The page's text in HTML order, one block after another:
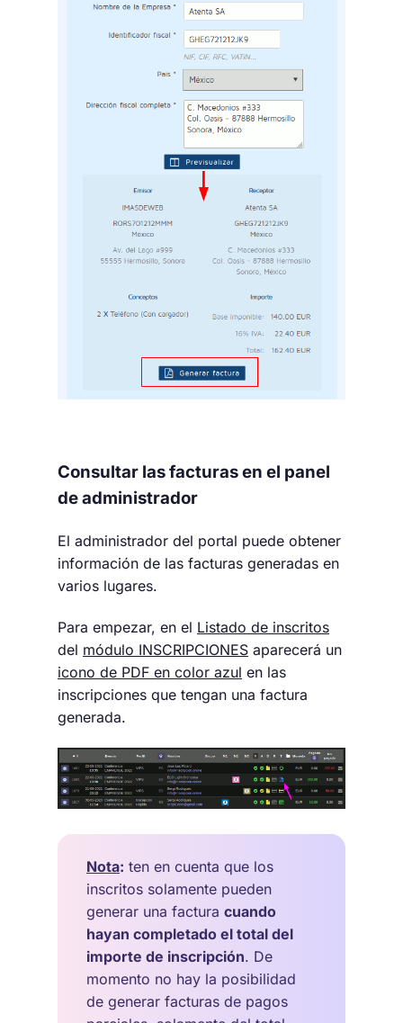
Consultar las facturas en el panel
de administrador
El administrador del portal puede obtener
información de las facturas generadas en
varios lugares.
Para empezar, en el Listado de inscritos
del módulo INSCRIPCIONES aparecerá un
icono de PDF en color azul en las
inscripciones que tengan una factura
generada.
Nota: ten en cuenta que los
inscritos solamente pueden
generar una factura cuando
hayan completado el total del
importe de inscripción. De
momento no hay la posibilidad
de generar facturas de pagos